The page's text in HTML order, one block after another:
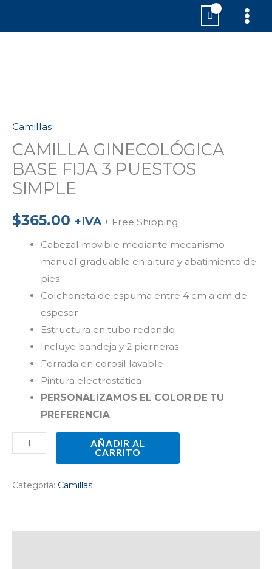
Camillas
CAMILLA GINECOLÓGICA
BASE FIJA 3 PUESTOS
SIMPLE
$365.00 +IVA + Free Shipping
Cabezal movible mediante mecanismo
manual graduable en altura y abatimiento de
pies
Colchoneta de espuma entre 4 cm a cm de
espesor
Estructura en tubo redondo
Incluye bandeja y 2 pierneras
Forrada en corosil lavable
Pintura electrostática
PERSONALIZAMOS EL COLOR DE TU
PREFERENCIA
FIJA
3
PUESTOS
SIMPLE
cantidad
AÑADIR AL
CARRITO
Categoría: Camillas